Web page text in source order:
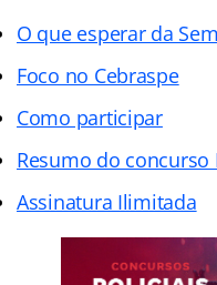
O que esperar da
Foco no Cebraspe
Como participar
Resumo do concurso
Assinatura Ilimitada